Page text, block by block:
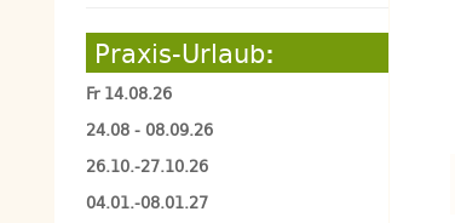
Praxis-Urlaub:
Fr 14.08.26
24.08 - 08.09.26
26.10.-27.10.26
04.01.-08.01.27